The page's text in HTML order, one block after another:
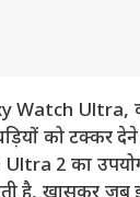
Ultra,
को टक्कर देने
2 का